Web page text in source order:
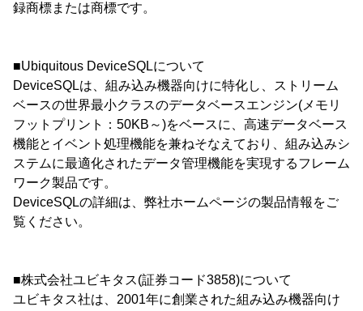
録商標または商標です。
■Ubiquitous DeviceSQLについて
DeviceSQLは、組み込み機器向けに特化し、ストリーム
ベースの世界最小クラスのデータベースエンジン(メモリ
フットプリント：50KB～)をベースに、高速データベース
機能とイベント処理機能を兼ねそなえており、組み込みシ
ステムに最適化されたデータ管理機能を実現するフレーム
ワーク製品です。
DeviceSQLの詳細は、弊社ホームページの製品情報をご
覧ください。
■株式会社ユビキタス(証券コード3858)について
ユビキタス社は、2001年に創業された組み込み機器向け